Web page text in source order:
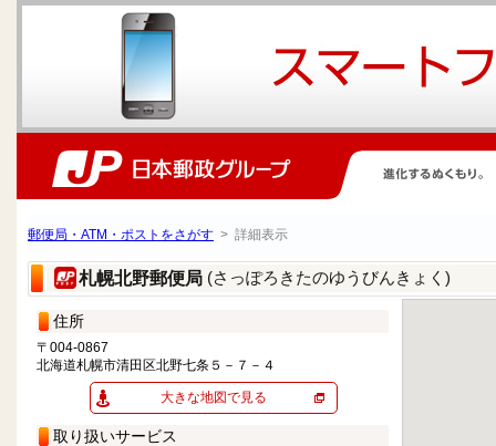
郵便局・ATM・ポストをさがす > 詳細表示
札幌北野郵便局 (さっぽろきたのゆうびんきょく)
住所
〒004-0867
北海道札幌市清田区北野七条５－７－４
大きな地図で見る
取り扱いサービス